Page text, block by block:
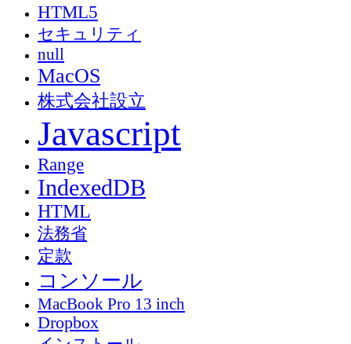
HTML5
セキュリティ
null
MacOS
株式会社設立
Javascript
Range
IndexedDB
HTML
法務省
定款
コンソール
MacBook Pro 13 inch
Dropbox